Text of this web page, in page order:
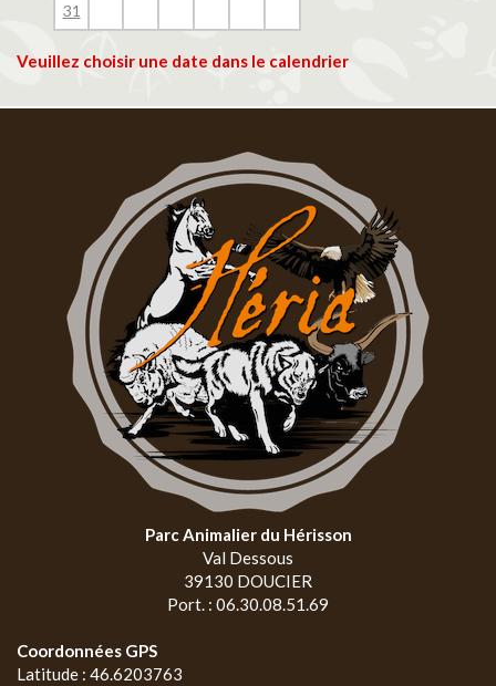
31
Veuillez choisir une date dans le calendrier
Parc Animalier du Hérisson
Val Dessous
39130 DOUCIER
Port. : 06.30.08.51.69
Coordonnées GPS
Latitude : 46.6203763